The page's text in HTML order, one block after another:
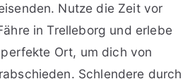
Nutze die Zeit vor
in Trelleborg und erlebe
Ort, um dich von
Schlendere durch